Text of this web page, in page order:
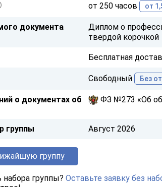
от 250 часов от
документа
Диплом о
твердой корочкой
Бесплатная
Свободный Без
о документах об
ФЗ №273 «Об
группы Август 2026
группу
группы? Оставьте заявку без